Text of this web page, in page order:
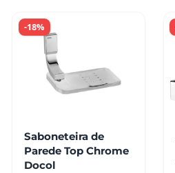
-18%
Saboneteira de
Parede Top Chrome
Docol